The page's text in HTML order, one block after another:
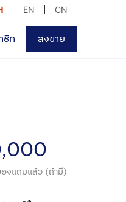
EN CN
ชิก ลงขาย
องแถมแล้ว (ถ้ามี)